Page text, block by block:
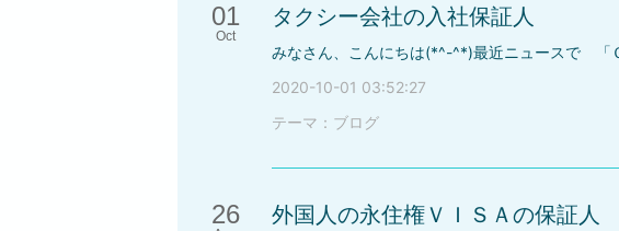
01
Oct
タクシー会社の入社保証人
2020-10-01 03:52:27
テーマ： ブログ
26 外国人の永住権ＶＩＳＡの保証人